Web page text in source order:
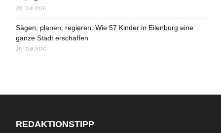
28. Juli 2026
Sägen, planen, regieren: Wie 57 Kinder in Eilenburg eine
ganze Stadt erschaffen
28. Juli 2026
REDAKTIONSTIPP